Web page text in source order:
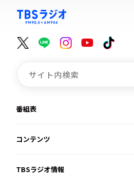
番組表
コンテンツ
TBSラジオ情報